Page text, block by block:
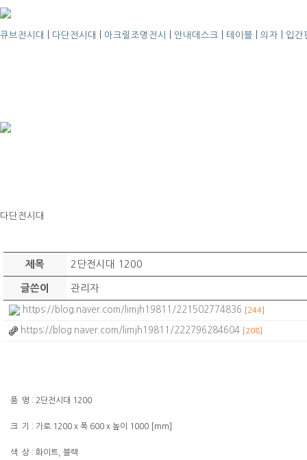
큐브전시대 다단전시대 아크릴조명전시 안내데스크 테이블 의자 입간
다단전시대
제목 2단전시대 1200
글쓴이 관리자
https://blog.naver.com/limjh19811/221502774836 [244]
https://blog.naver.com/limjh19811/222796284604 [208]
품 명 : 2단전시대 1200
크 기 : 가로 1200 x 폭 600 x 높이 1000 [mm]
색 상 : 화이트, 블랙